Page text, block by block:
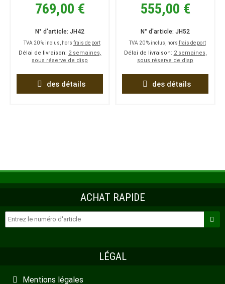
769,00 €
N° d'article: JH42
TVA 20 % inclus, hors frais de port
Délai de livraison: 2 semaines,
sous réserve de disp
des détails
555,00 €
N° d'article: JH52
TVA 20 % inclus, hors frais de port
Délai de livraison: 2 semaines,
sous réserve de disp
des détails
ACHAT RAPIDE
LÉGAL
Mentions légales